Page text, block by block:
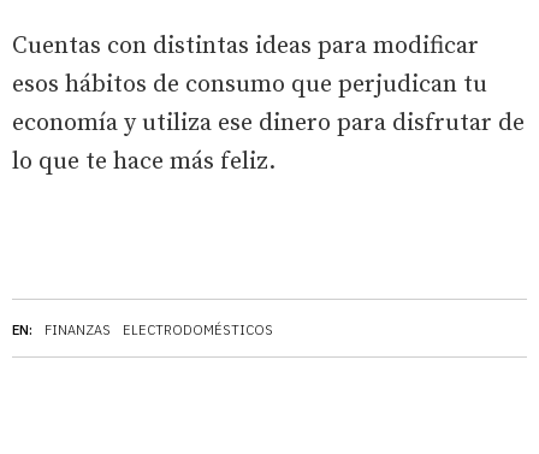
EN: FINANZAS ELECTRODOMÉSTICOS
Cuentas con distintas ideas para modificar
esos hábitos de consumo que perjudican tu
economía y utiliza ese dinero para disfrutar de
lo que te hace más feliz.